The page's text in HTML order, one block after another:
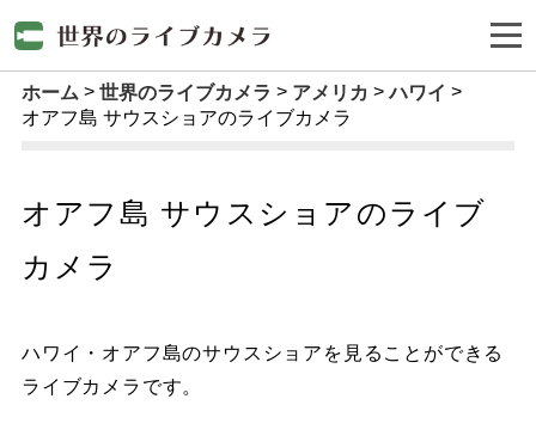
ホーム 世界のライブカメラ アメリカ
ハワイ
オアフ島 サウスショアのライブカメラ
オアフ島 サウスショアのライブ
カメラ
ハワイ・オアフ島のサウスショアを見ることができる
ライブカメラです。